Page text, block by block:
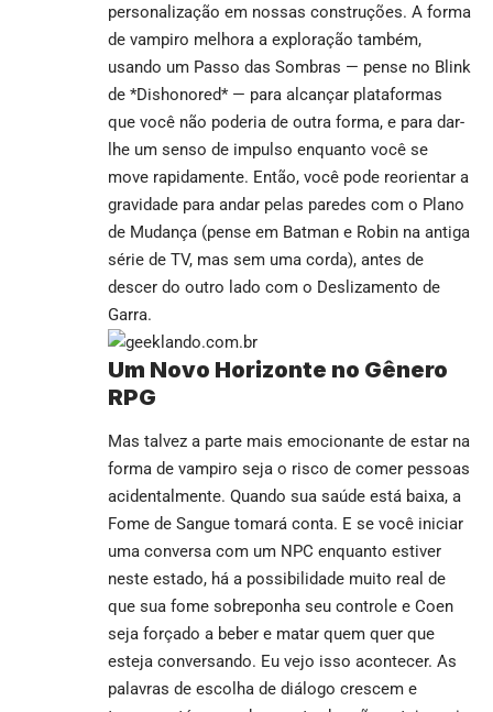
personalização em nossas construções. A forma
de vampiro melhora a exploração também,
usando um Passo das Sombras — pense no Blink
de *Dishonored* — para alcançar plataformas
que você não poderia de outra forma, e para dar-
lhe um senso de impulso enquanto você se
move rapidamente. Então, você pode reorientar a
gravidade para andar pelas paredes com o Plano
de Mudança (pense em Batman e Robin na antiga
série de TV, mas sem uma corda), antes de
descer do outro lado com o Deslizamento de
Garra.
Um Novo Horizonte no Gênero
RPG
Mas talvez a parte mais emocionante de estar na
forma de vampiro seja o risco de comer pessoas
acidentalmente. Quando sua saúde está baixa, a
Fome de Sangue tomará conta. E se você iniciar
uma conversa com um NPC enquanto estiver
neste estado, há a possibilidade muito real de
que sua fome sobreponha seu controle e Coen
seja forçado a beber e matar quem quer que
esteja conversando. Eu vejo isso acontecer. As
palavras de escolha de diálogo crescem e